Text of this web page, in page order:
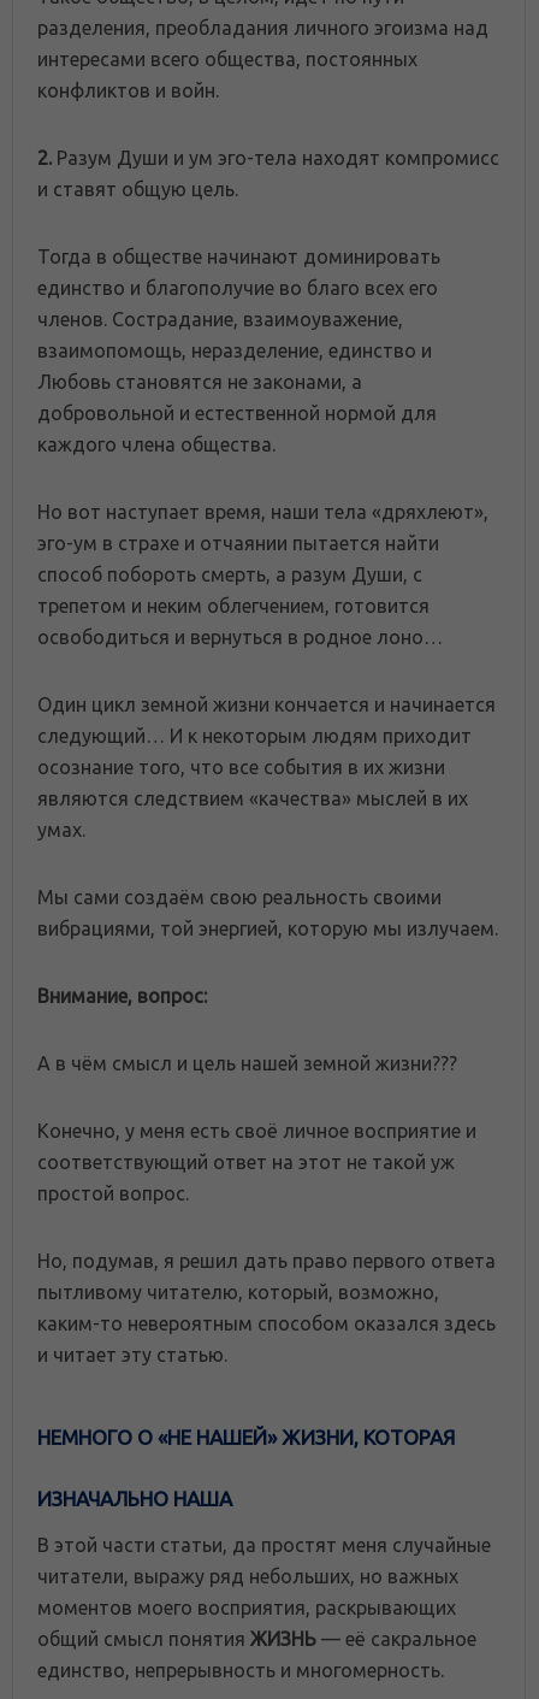
разделения, преобладания личного эгоизма над
интересами всего общества, постоянных
конфликтов и войн.
2. Разум Души и ум эго-тела находят компромисс
и ставят общую цель.
Тогда в обществе начинают доминировать
единство и благополучие во благо всех его
членов. Сострадание, взаимоуважение,
взаимопомощь, неразделение, единство и
Любовь становятся не законами, а
добровольной и естественной нормой для
каждого члена общества.
Но вот наступает время, наши тела «дряхлеют»,
эго-ум в страхе и отчаянии пытается найти
способ побороть смерть, а разум Души, с
трепетом и неким облегчением, готовится
освободиться и вернуться в родное лоно…
Один цикл земной жизни кончается и начинается
следующий… И к некоторым людям приходит
осознание того, что все события в их жизни
являются следствием «качества» мыслей в их
умах.
Мы сами создаём свою реальность своими
вибрациями, той энергией, которую мы излучаем.
Внимание, вопрос:
А в чём смысл и цель нашей земной жизни???
Конечно, у меня есть своё личное восприятие и
соответствующий ответ на этот не такой уж
простой вопрос.
Но, подумав, я решил дать право первого ответа
пытливому читателю, который, возможно,
каким-то невероятным способом оказался здесь
и читает эту статью.
НЕМНОГО О «НЕ НАШЕЙ» ЖИЗНИ, КОТОРАЯ
ИЗНАЧАЛЬНО НАША
В этой части статьи, да простят меня случайные
читатели, выражу ряд небольших, но важных
моментов моего восприятия, раскрывающих
общий смысл понятия ЖИЗНЬ — её сакральное
единство, непрерывность и многомерность.